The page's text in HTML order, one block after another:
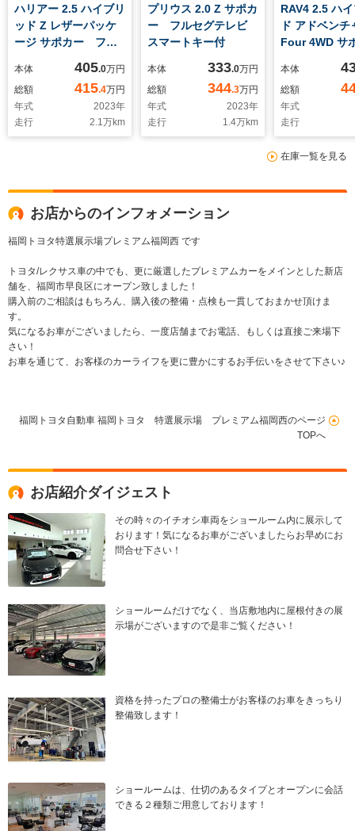
ハリアー 2.5 ハイブリ
ッド Z レザーパッケ
ージ サポカー フル
キー付
本体 405.0万円
総額
415.4万円
年式
2023年
走行
2.1万km
プリウス 2.0 Z サポカ
ー フルセグテレビ
スマートキー付
本体 333.0万円
総額
344.3万円
年式
2023年
走行
1.4万km
RAV4 2.5 ハ
ド アドベンチ
Four 4WD サ
スマートキー
本体
総額
年式
走行
在庫一覧を見る
お店からのインフォメーション
福岡トヨタ特選展示場プレミアム福岡西 です
トヨタ/レクサス車の中でも、更に厳選したプレミアムカーをメインとした新店
舗を、福岡市早良区にオープン致しました！
購入前のご相談はもちろん、購入後の整備・点検も一貫しておまかせ頂けま
す。
気になるお車がございましたら、一度店舗までお電話、もしくは直接ご来場下
さい！
お車を通じて、お客様のカーライフを更に豊かにするお手伝いをさせて下さい♪
福岡トヨタ自動車 福岡トヨタ 特選展示場 プレミアム福岡西のページ
TOPへ
お店紹介ダイジェスト
その時々のイチオシ車両をショールーム内に展示して
おります！気になるお車がございましたらお早めにお
問合せ下さい！
ショールームだけでなく、当店敷地内に屋根付きの展
示場がございますので是非ご覧ください！
資格を持ったプロの整備士がお客様のお車をきっちり
整備致します！
ショールームは、仕切のあるタイプとオープンに会話
できる２種類ご用意しております！